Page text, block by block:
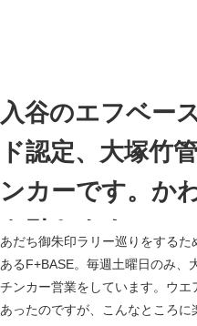
入谷のエフベー
ド認定、大塚竹
ンカーです。か
を引きます
あだち御朱印ラリー巡りをする
あるF+BASE。毎週土曜日のみ、
チンカー営業をしています。ウ
あったのですが、こんなところに